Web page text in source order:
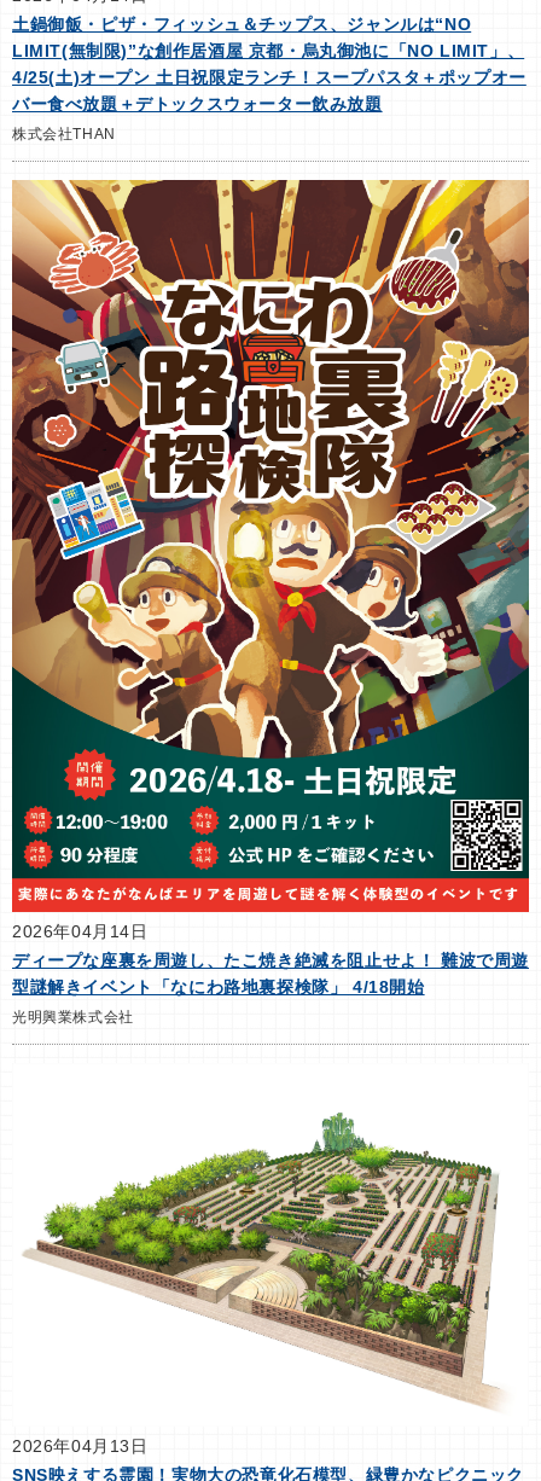
土鍋御飯・ピザ・フィッシュ＆チップス、ジャンルは“NO
LIMIT(無制限)”な創作居酒屋 京都・烏丸御池に「NO LIMIT」、
4/25(土)オープン 土日祝限定ランチ！スープパスタ＋ポップオー
バー食べ放題＋デトックスウォーター飲み放題
株式会社THAN
2026年04月14日
ディープな座裏を周遊し、たこ焼き絶滅を阻止せよ！ 難波で周遊
型謎解きイベント「なにわ路地裏探検隊」 4/18開始
光明興業株式会社
2026年04月13日
SNS映えする霊園！実物大の恐竜化石模型、緑豊かなピクニック